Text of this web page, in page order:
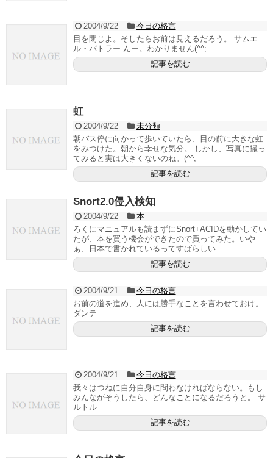
2004/9/22
今日の格言
目を閉じよ。そしたらお前は見えるだろう。 サムエ
ル・バトラー んー。わかりません(^^;
記事を読む
虹
2004/9/22
未分類
朝バス停に向かって歩いていたら、目の前に大きな虹
をみつけた。朝から幸せな気分。 しかし、写真に撮っ
てみると実は大きくないのね。(^^;
記事を読む
Snort2.0侵入検知
2004/9/22
本
ろくにマニュアルも読まずにSnort+ACIDを動かしてい
たが、本を買う機会ができたので買ってみた。いや
ぁ、日本で書かれているってすばらしい...
記事を読む
2004/9/21
今日の格言
お前の道を進め、人には勝手なことを言わせておけ。
ダンテ
記事を読む
2004/9/21
今日の格言
我々はつねに自分自身に問わなければならない。もし
みんながそうしたら、どんなことになるだろうと。 サ
ルトル
記事を読む